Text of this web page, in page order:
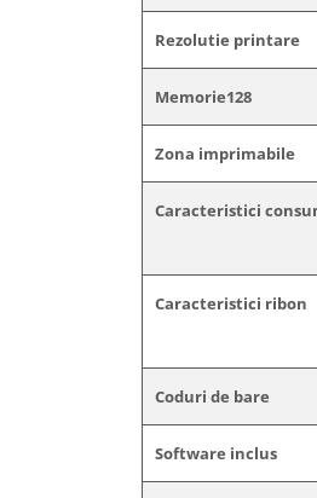
Rezolutie printare
Memorie128
Zona imprimabile
Caracteristici
Caracteristici ribon
Coduri de bare
Software inclus